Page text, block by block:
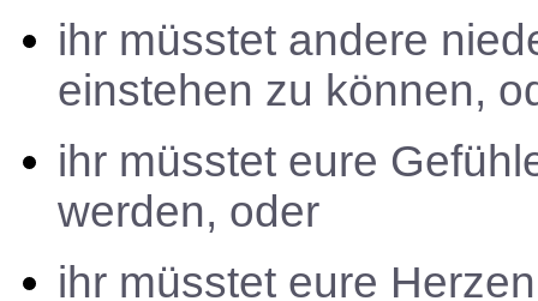
ihr müsstet andere
einstehen zu können,
ihr müsstet eure
werden, oder
ihr müsstet eure